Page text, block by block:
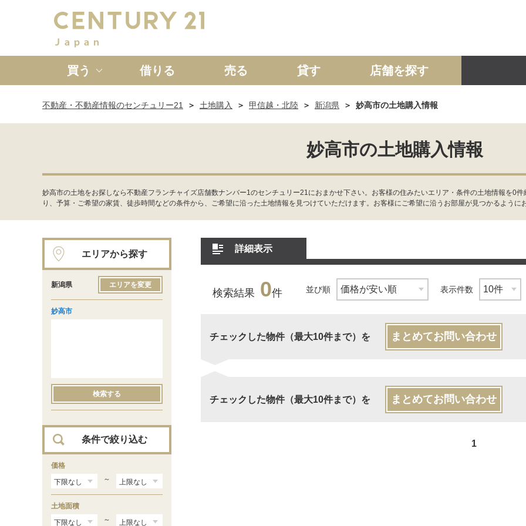
買う
新築一戸建て 中古一戸建て マンション 土地
借りる 売る 貸す 店舗を探す
不動産・不動産情報のセンチュリー21 土地購入 甲信越・北陸 新潟県 妙高市の土地購入情報
妙高市の土地購入情報
妙高市の土地をお探しなら不動産フランチャイズ店舗数ナンバー1のセンチュリー21におまかせ下さい。お客様の住みたいエリア・条件の土地情報を0
り、予算・ご希望の家賃、徒歩時間などの条件から、ご希望に沿った土地情報を見つけていただけます。お客様にご希望に沿うお部屋が見つかるよう
詳細表示
検索結果 0件 並び順 表示件数
チェックした物件（最大10件まで）を まとめてお問い合わせ
チェックした物件（最大10件まで）を まとめてお問い合わせ
1
エリアから探す
新潟県 エリアを変更
妙高市
検索する
条件で絞り込む
価格
～
土地面積
～